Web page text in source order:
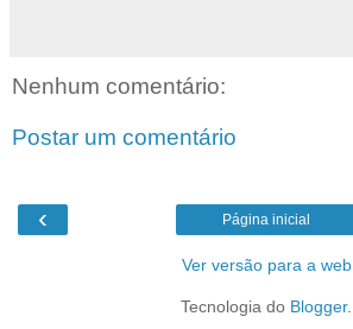
Nenhum comentário:
Postar um comentário
‹ Página inicial
Ver versão para a web
Tecnologia do Blogger.